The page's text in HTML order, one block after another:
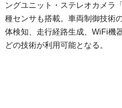
ングユニット・ステレオカメラ
種センサも搭載。車両制御技術
体検知、走行経路生成、WiFi機
どの技術が利用可能となる。